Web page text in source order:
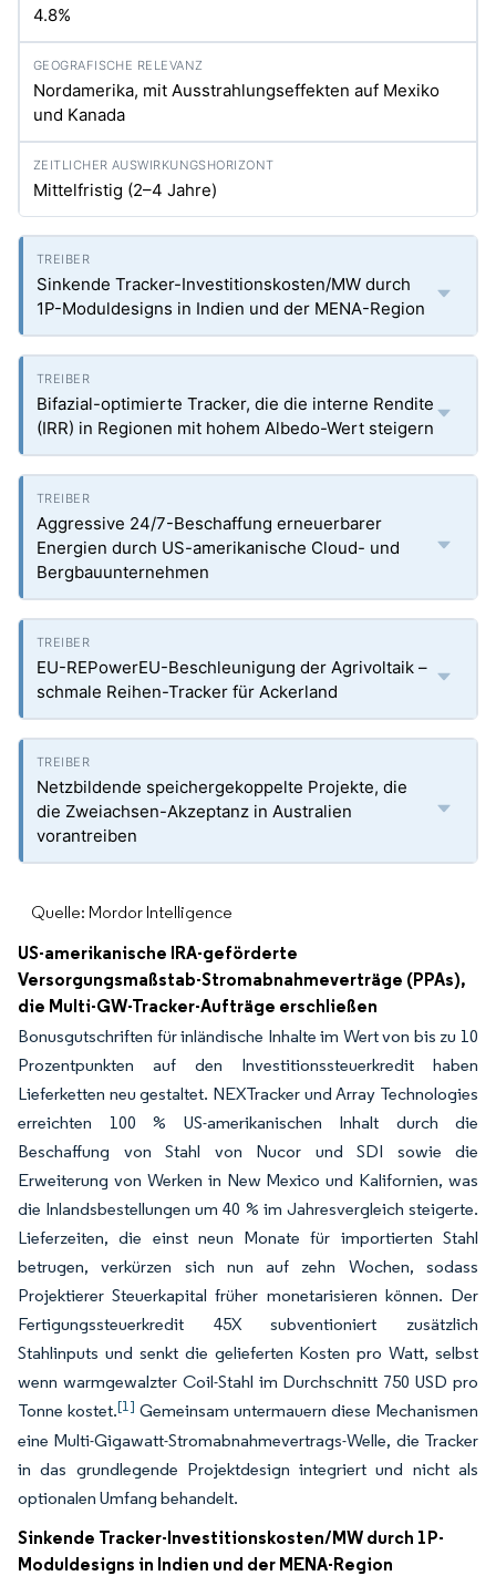
4.8%
Nordamerika, mit Ausstrahlungseffekten auf Mexiko
und Kanada
Mittelfristig (2–4 Jahre)
Sinkende Tracker-Investitionskosten/MW durch
1P-Moduldesigns in Indien und der MENA-Region
Bifazial-optimierte Tracker, die die interne Rendite
(IRR) in Regionen mit hohem Albedo-Wert steigern
Aggressive 24/7-Beschaffung erneuerbarer
Energien durch US-amerikanische Cloud- und
Bergbauunternehmen
EU-REPowerEU-Beschleunigung der Agrivoltaik –
schmale Reihen-Tracker für Ackerland
Netzbildende speichergekoppelte Projekte, die
die Zweiachsen-Akzeptanz in Australien
vorantreiben
Quelle: Mordor Intelligence
US-amerikanische IRA-geförderte
Versorgungsmaßstab-Stromabnahmeverträge (PPAs),
die Multi-GW-Tracker-Aufträge erschließen
Bonusgutschriften für inländische Inhalte im Wert von bis zu 10
Prozentpunkten auf den Investitionssteuerkredit haben
Lieferketten neu gestaltet. NEXTracker und Array Technologies
erreichten 100 % US-amerikanischen Inhalt durch die
Beschaffung von Stahl von Nucor und SDI sowie die
Erweiterung von Werken in New Mexico und Kalifornien, was
die Inlandsbestellungen um 40 % im Jahresvergleich steigerte.
Lieferzeiten, die einst neun Monate für importierten Stahl
betrugen, verkürzen sich nun auf zehn Wochen, sodass
Projektierer Steuerkapital früher monetarisieren können. Der
Fertigungssteuerkredit 45X subventioniert zusätzlich
Stahlinputs und senkt die gelieferten Kosten pro Watt, selbst
wenn warmgewalzter Coil-Stahl im Durchschnitt 750 USD pro
Tonne kostet.[1] Gemeinsam untermauern diese Mechanismen
eine Multi-Gigawatt-Stromabnahmevertrags-Welle, die Tracker
in das grundlegende Projektdesign integriert und nicht als
optionalen Umfang behandelt.
Sinkende Tracker-Investitionskosten/MW durch 1P-
Moduldesigns in Indien und der MENA-Region